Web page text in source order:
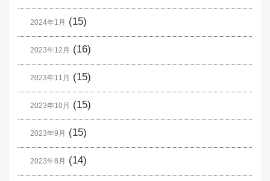
2024年1月 (15)
2023年12月 (16)
2023年11月 (15)
2023年10月 (15)
2023年9月 (15)
2023年8月 (14)